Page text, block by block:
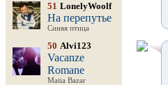
51 LonelyWoolf
На перепутье
Синяя птица
50 Alvi123
Vacanze
Romane
Matia Bazar